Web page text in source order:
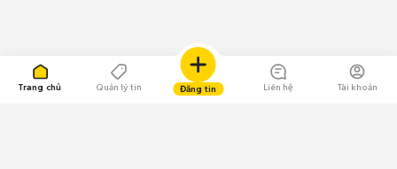
Trang chủ Quản lý tin Đăng tin Liên hệ Tài khoản